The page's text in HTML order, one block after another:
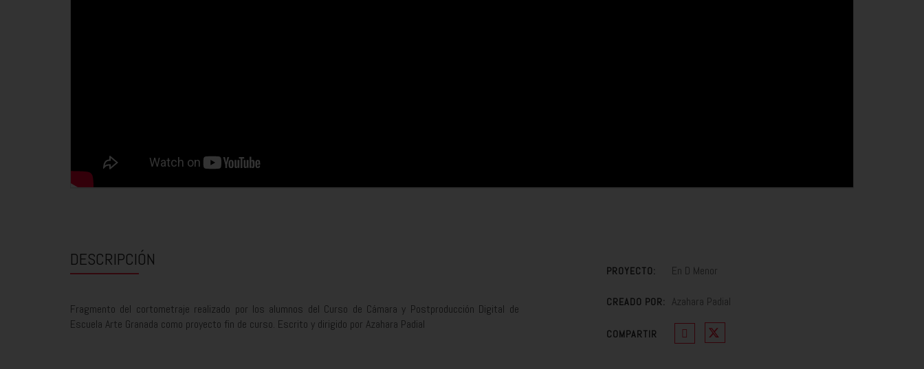
DESCRIPCIÓN
Fragmento del cortometraje realizado por los alumnos del Curso de Cámara y Postproducción Digital de
Escuela Arte Granada como proyecto fin de curso. Escrito y dirigido por Azahara Padial
PROYECTO: En D Menor
CREADO POR: Azahara Padial
COMPARTIR